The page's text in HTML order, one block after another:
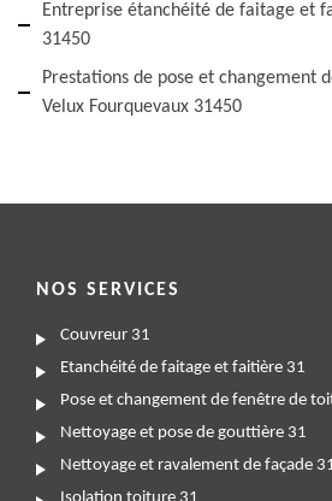
Entreprise étanchéité de faitage et
31450
Prestations de pose et changement
Velux Fourquevaux 31450
NOS SERVICES
Couvreur 31
Etanchéité de faitage et faitière 31
Pose et changement de fenêtre de
Nettoyage et pose de gouttière 31
Nettoyage et ravalement de façade